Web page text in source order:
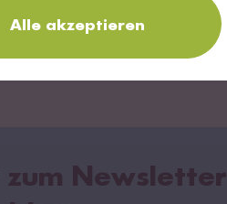
zum Newsletter
Alle akzeptieren